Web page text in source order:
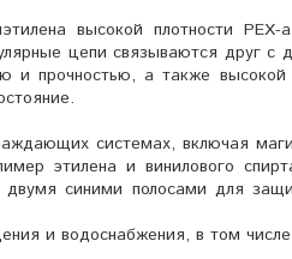
высокой плотности
цепи связываются друг с
и прочностью, а также
системах, включая
этилена и винилового
двумя синими полосами для
и водоснабжения, в том